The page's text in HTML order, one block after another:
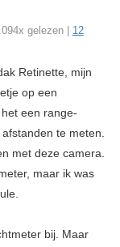
gelezen | 12
Retinette, mijn
op een
een range-
te meten.
met deze camera.
maar ik was
bij. Maar